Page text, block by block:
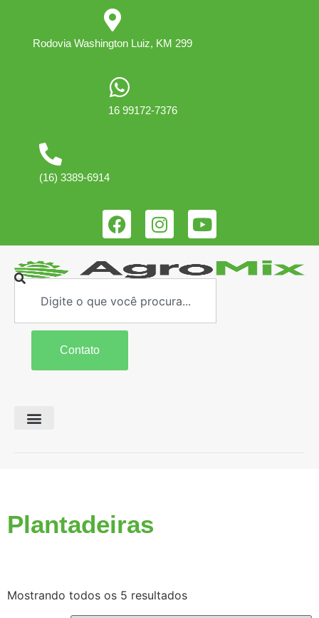
Rodovia Washington Luiz, KM 299
16 99172-7376
(16) 3389-6914
Contato
Plantadeiras
Mostrando todos os 5 resultados